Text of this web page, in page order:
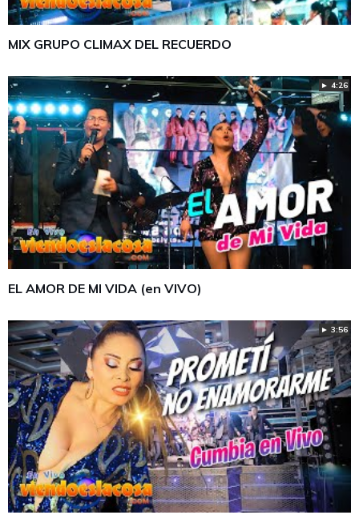
MIX GRUPO CLIMAX DEL RECUERDO
► 4:26
EL AMOR DE MI VIDA (en VIVO)
► 3:56